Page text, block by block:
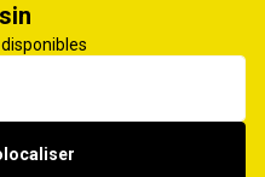
Chambre à air SONAIR
12.4/360/70X24 TR218
Chambre à air SONAIR